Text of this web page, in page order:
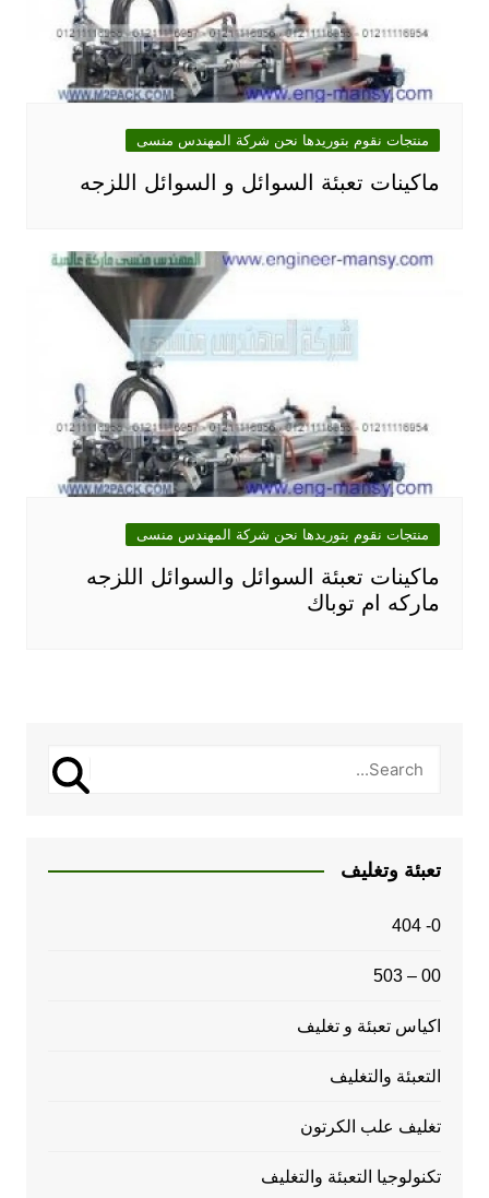
منتجات نقوم بتوريدها نحن شركة المهندس منسى
ماكينات تعبئة السوائل و السوائل اللزجه
منتجات نقوم بتوريدها نحن شركة المهندس منسى
ماكينات تعبئة السوائل والسوائل اللزجه
ماركه ام توباك
تعبئة وتغليف
0- 404
00 – 503
اكياس تعبئة و تغليف
التعبئة والتغليف
تغليف علب الكرتون
تكنولوجيا التعبئة والتغليف